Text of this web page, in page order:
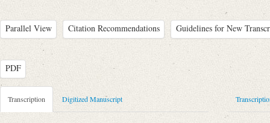
Parallel View Citation Recommendations Guidelines for New
PDF
Metadata Concerning Header
Sender: Johann Carl Fürchtegott Schlegel, Henriette Ernst
Transcription Digitized Manuscript